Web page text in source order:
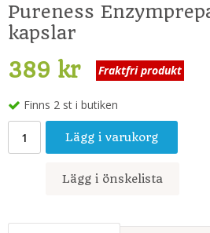
Pureness
kapslar
389 kr Fraktfri produkt
Finns 2 st i butiken
Lägg i varukorg
Lägg i önskelista